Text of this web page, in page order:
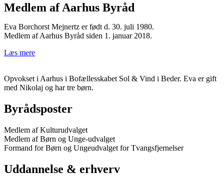
Medlem af Aarhus Byråd
Eva Borchorst Mejnertz er født d. 30. juli 1980.
Medlem af Aarhus Byråd siden 1. januar 2018.
Læs mere
Opvokset i Aarhus i Bofællesskabet Sol & Vind i Beder. Eva er gift
med Nikolaj og har tre børn.
Byrådsposter
Medlem af Kulturudvalget
Medlem af Børn og Unge-udvalget
Formand for Børn og Ungeudvalget for Tvangsfjernelser
Uddannelse & erhverv